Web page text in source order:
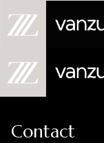
Contact